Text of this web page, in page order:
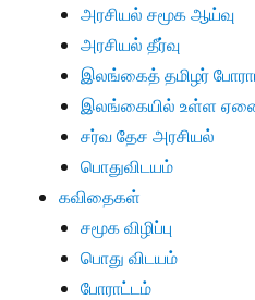
அரசியல் சமூக ஆய்வு
அரசியல் தீர்வு
இலங்கைத் தமிழர்
இலங்கையில் உள்ள
சர்வ தேச அரசியல்
பொதுவிடயம்
கவிதைகள்
சமூக விழிப்பு
பொது விடயம்
போராட்டம்